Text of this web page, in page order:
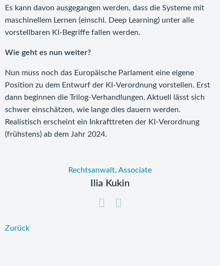
Es kann davon ausgegangen werden, dass die Systeme mit
maschinellem Lernen (einschl. Deep Learning) unter alle
vorstellbaren KI-Begriffe fallen werden.
Wie geht es nun weiter?
Nun muss noch das Europäische Parlament eine eigene
Position zu dem Entwurf der KI-Verordnung vorstellen. Erst
dann beginnen die Trilog-Verhandlungen. Aktuell lässt sich
schwer einschätzen, wie lange dies dauern werden.
Realistisch erscheint ein Inkrafttreten der KI-Verordnung
(frühstens) ab dem Jahr 2024.
Rechtsanwalt, Associate
Ilia Kukin
Zurück